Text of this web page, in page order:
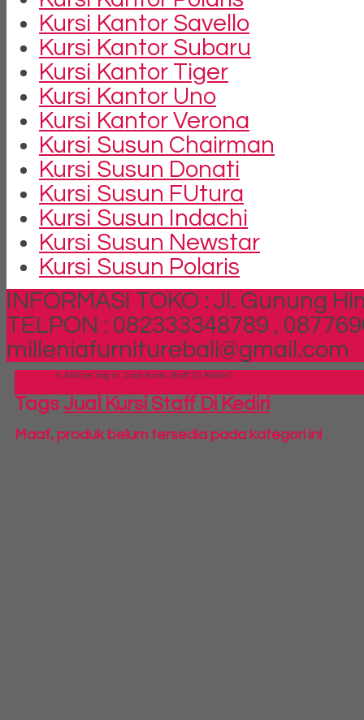
Kursi Kantor Savello
Kursi Kantor Subaru
Kursi Kantor Tiger
Kursi Kantor Uno
Kursi Kantor Verona
Kursi Susun Chairman
Kursi Susun Donati
Kursi Susun FUtura
Kursi Susun Indachi
Kursi Susun Newstar
Kursi Susun Polaris
INFORMASI TOKO : Jl. Gunung
TELPON : 082333348789 ,
milleniafurniturebali@gmail.com
» Article tag in 'Jual Kursi Staff Di Kediri'
Tags Jual Kursi Staff Di Kediri
Maaf, produk belum tersedia pada kategori ini